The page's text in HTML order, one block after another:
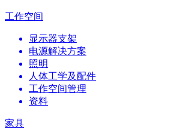
工作空间
显示器支架
电源解决方案
照明
人体工学及配件
工作空间管理
资料
家具